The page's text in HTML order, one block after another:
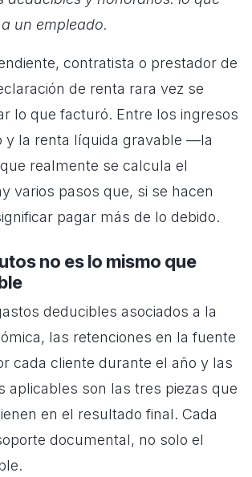
un empleado.
contratista o prestador de
de renta rara vez se
lo que facturó. Entre los ingresos
y la renta líquida gravable —la
realmente se calcula el
varios pasos que, si se hacen
pagar más de lo debido.
no es lo mismo que
deducibles asociados a la
las retenciones en la fuente
cada cliente durante el año y las
aplicables son las tres piezas que
en el resultado final. Cada
documental, no solo el